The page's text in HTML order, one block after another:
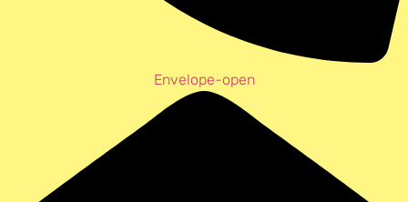
Envelope-open